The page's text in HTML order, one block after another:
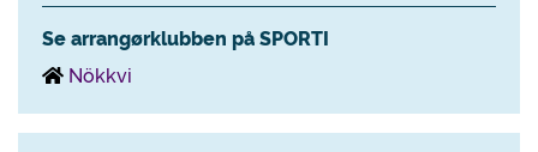
Se arrangørklubben på SPORTI
Nökkvi